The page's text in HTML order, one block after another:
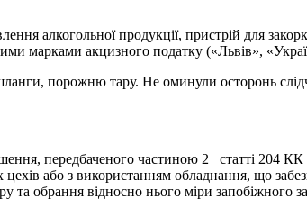
алкогольної продукції, пристрій для
марками акцизного податку («Львів»,
порожню тару. Не оминули осторонь
передбаченого частиною 2 статті 204
або з використанням обладнання, що
та обрання відносно нього міри запобіжного